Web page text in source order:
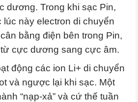
dương. Trong khi sạc Pin,
này electron di chuyển
bằng điện bên trong Pin,
cực dương sang cực âm.
động các ion Li+ di chuyển
và ngược lại khi sạc. Một
“nạp-xả” và cứ thế tuần